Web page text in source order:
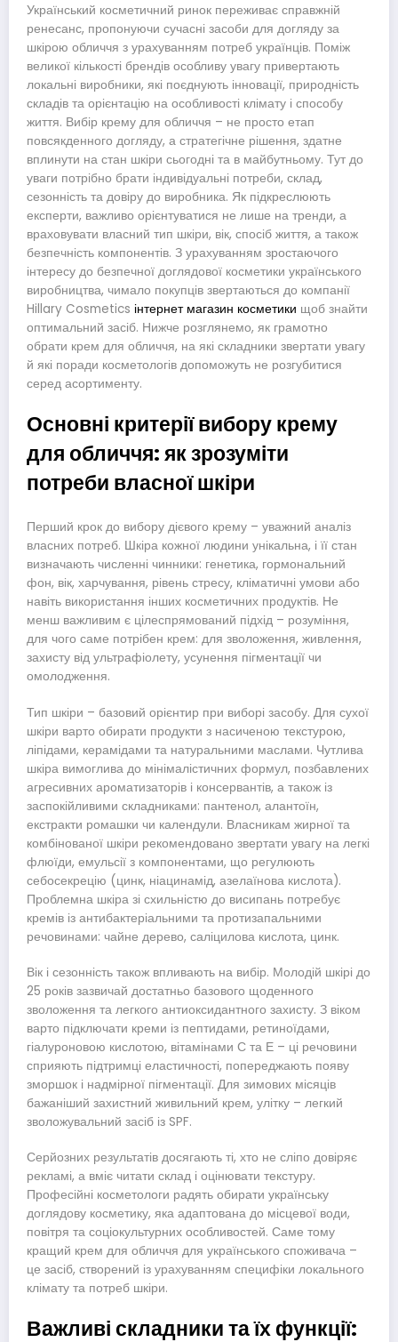
Український косметичний ринок переживає справжній
ренесанс, пропонуючи сучасні засоби для догляду за
шкірою обличчя з урахуванням потреб українців. Поміж
великої кількості брендів особливу увагу привертають
локальні виробники, які поєднують інновації, природність
складів та орієнтацію на особливості клімату і способу
життя. Вибір крему для обличчя – не просто етап
повсякденного догляду, а стратегічне рішення, здатне
вплинути на стан шкіри сьогодні та в майбутньому. Тут до
уваги потрібно брати індивідуальні потреби, склад,
сезонність та довіру до виробника. Як підкреслюють
експерти, важливо орієнтуватися не лише на тренди, а
враховувати власний тип шкіри, вік, спосіб життя, а також
безпечність компонентів. З урахуванням зростаючого
інтересу до безпечної доглядової косметики українського
виробництва, чимало покупців звертаються до компанії
Hillary Cosmetics інтернет магазин косметики щоб знайти
оптимальний засіб. Нижче розглянемо, як грамотно
обрати крем для обличчя, на які складники звертати увагу
й які поради косметологів допоможуть не розгубитися
серед асортименту.
Основні критерії вибору крему
для обличчя: як зрозуміти
потреби власної шкіри
Перший крок до вибору дієвого крему – уважний аналіз
власних потреб. Шкіра кожної людини унікальна, і її стан
визначають численні чинники: генетика, гормональний
фон, вік, харчування, рівень стресу, кліматичні умови або
навіть використання інших косметичних продуктів. Не
менш важливим є цілеспрямований підхід – розуміння,
для чого саме потрібен крем: для зволоження, живлення,
захисту від ультрафіолету, усунення пігментації чи
омолодження.
Тип шкіри – базовий орієнтир при виборі засобу. Для сухої
шкіри варто обирати продукти з насиченою текстурою,
ліпідами, керамідами та натуральними маслами. Чутлива
шкіра вимоглива до мінімалістичних формул, позбавлених
агресивних ароматизаторів і консервантів, а також із
заспокійливими складниками: пантенол, алантоїн,
екстракти ромашки чи календули. Власникам жирної та
комбінованої шкіри рекомендовано звертати увагу на легкі
флюїди, емульсії з компонентами, що регулюють
себосекрецію (цинк, ніацинамід, азелаїнова кислота).
Проблемна шкіра зі схильністю до висипань потребує
кремів із антибактеріальними та протизапальними
речовинами: чайне дерево, саліцилова кислота, цинк.
Вік і сезонність також впливають на вибір. Молодій шкірі до
25 років зазвичай достатньо базового щоденного
зволоження та легкого антиоксидантного захисту. З віком
варто підключати креми із пептидами, ретиноїдами,
гіалуроновою кислотою, вітамінами С та Е – ці речовини
сприяють підтримці еластичності, попереджають появу
зморшок і надмірної пігментації. Для зимових місяців
бажаніший захистний живильний крем, улітку – легкий
зволожувальний засіб із SPF.
Серйозних результатів досягають ті, хто не сліпо довіряє
рекламі, а вміє читати склад і оцінювати текстуру.
Професійні косметологи радять обирати українську
доглядову косметику, яка адаптована до місцевої води,
повітря та соціокультурних особливостей. Саме тому
кращий крем для обличчя для українського споживача –
це засіб, створений із урахуванням специфіки локального
клімату та потреб шкіри.
Важливі складники та їх функції: